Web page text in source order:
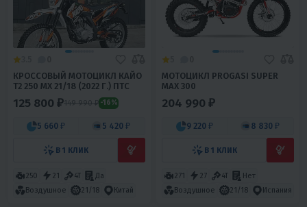
КРОССОВЫЙ МОТОЦИКЛ КАЙО
T2 250 MX 21/18 (2022 Г.) ПТС
125 800 ₽149 990 ₽ -16%
5 660 ₽ 5 420 ₽
В 1 КЛИК
250 21 4T
Да
Воздушное
21/18 Китай
МОТОЦИКЛ PROGASI SUPER
MAX 300
204 990 ₽
9 220 ₽ 8 830 ₽
В 1 КЛИК
271 27 4T
Нет
Воздушное
21/18 Испания